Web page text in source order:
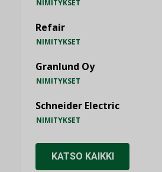
NIMITYKSET
Refair
NIMITYKSET
Granlund Oy
NIMITYKSET
Schneider Electric
NIMITYKSET
KATSO KAIKKI